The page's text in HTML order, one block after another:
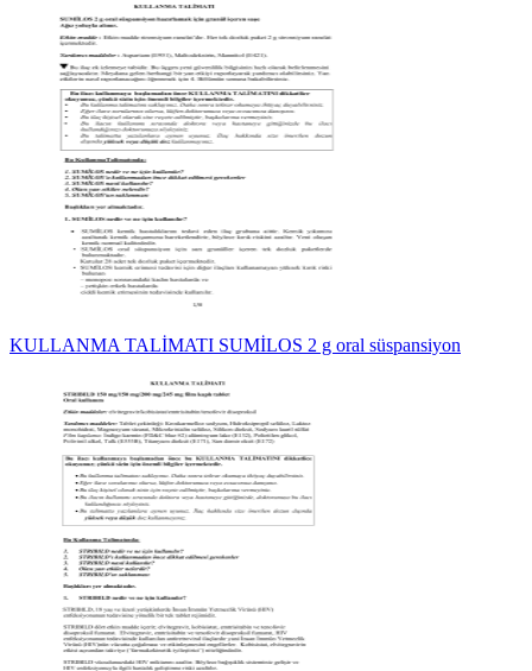
KULLANMA TALİMATI SUMİLOS 2 g oral süspansiyon